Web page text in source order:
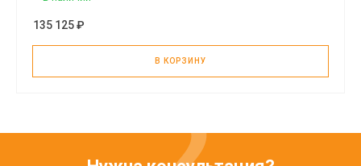
135 125 ₽
В КОРЗИНУ